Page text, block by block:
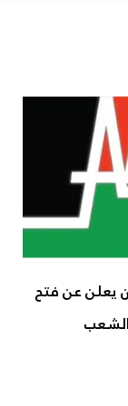
يعلن عن فتح
الشعب